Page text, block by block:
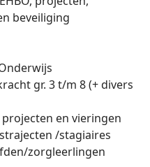
beveiliging
gr. 3 t/m 8 (+ divers
en vieringen
/stagiaires
zorgleerlingen